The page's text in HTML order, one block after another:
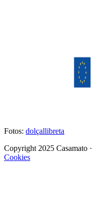
Fotos: dolçallibreta
Copyright 2025 Casamato ·
Cookies